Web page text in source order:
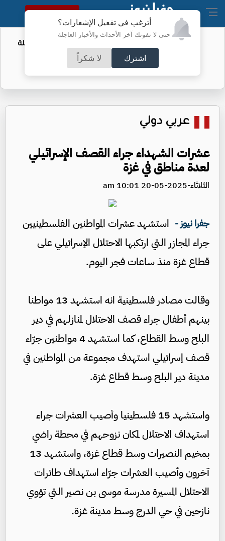
أترغب في تفعيل الإشعارات؟
حتى لا تفوتك آخر الأحداث والأخبار العاجلة
اشترك لا شكراً
النسخة الكاملة
تمديدات غير مشروعة وسرقة مياه.. حملة
أمنية في الزرقاء
عربي دولي
عشرات الشهداء جراء القصف الإسرائيلي
لعدة مناطق في غزة
الثلاثاء-2025-05-20 10:01 am
جفرا نيوز - استشهد عشرات المواطنين الفلسطينيين
جراء المجازر التي ارتكبها الاحتلال الإسرائيلي على
قطاع غزة منذ ساعات فجر اليوم.
وقالت مصادر فلسطينية انه استشهد 13 مواطنا
بينهم أطفال جراء قصف الاحتلال لمنازلهم في دير
البلح وسط القطاع، كما استشهد 4 مواطنين جرّاء
قصف إسرائيلي استهدف مجموعة من المواطنين في
مدينة دير البلح وسط قطاع غزة.
واستشهد 15 فلسطينيا وأصيب العشرات جراء
استهداف الاحتلال لمكان نزوحهم في محطة راضي
بمخيم النصيرات وسط قطاع غزة، واستشهد 13
آخرون وأصيب العشرات جرّاء استهداف طائرات
الاحتلال المسيرة مدرسة موسى بن نصير التي تؤوي
نازحين في حي الدرج وسط مدينة غزة.